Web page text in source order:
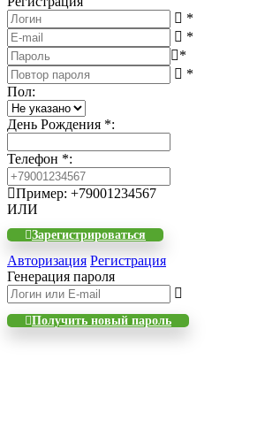
*
*
*
*
Пол:
День Рождения *:
Телефон *:
Пример: +79001234567
ИЛИ
Зарегистрироваться
Авторизация Регистрация
Генерация пароля
Получить новый пароль